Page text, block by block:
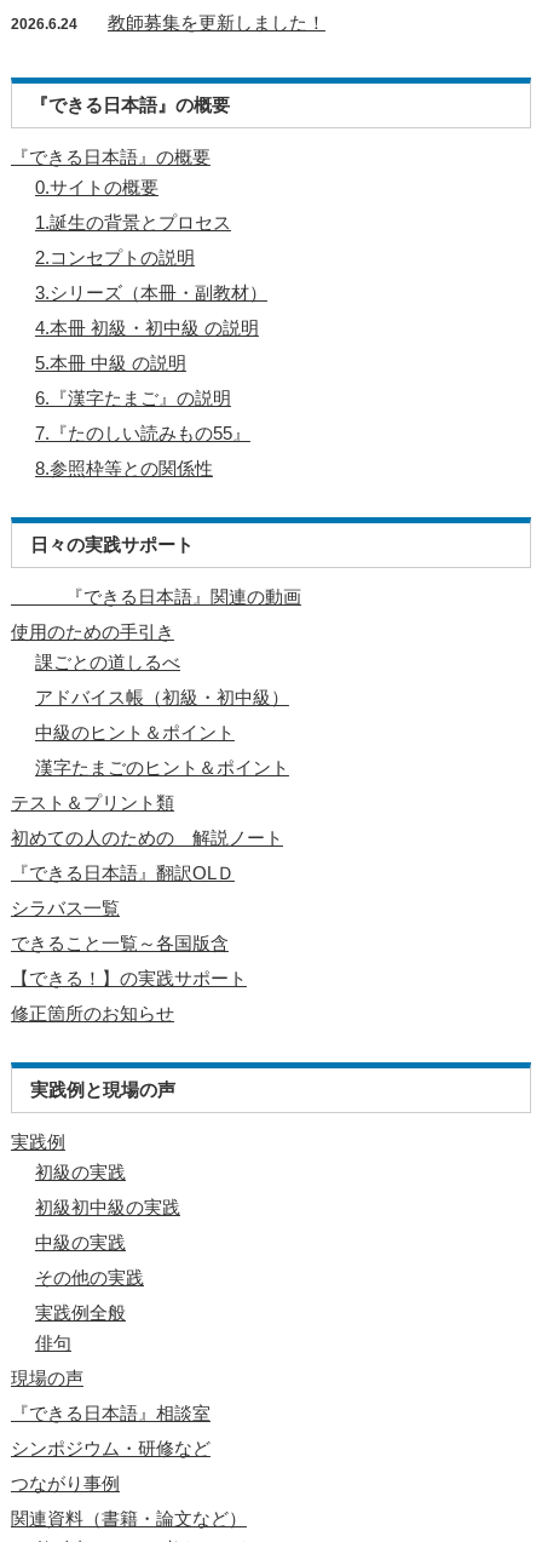
2026.6.24 教師募集を更新しました！
『できる日本語』の概要
『できる日本語』の概要
0.サイトの概要
1.誕生の背景とプロセス
2.コンセプトの説明
3.シリーズ（本冊・副教材）
4.本冊 初級・初中級 の説明
5.本冊 中級 の説明
6.『漢字たまご』の説明
7.『たのしい読みもの55』
8.参照枠等との関係性
日々の実践サポート
『できる日本語』関連の動画
使用のための手引き
課ごとの道しるべ
アドバイス帳（初級・初中級）
中級のヒント＆ポイント
漢字たまごのヒント＆ポイント
テスト＆プリント類
初めての人のための 解説ノート
『できる日本語』翻訳OLＤ
シラバス一覧
できること一覧～各国版含
【できる！】の実践サポート
修正箇所のお知らせ
実践例と現場の声
実践例
初級の実践
初級初中級の実践
中級の実践
その他の実践
実践例全般
俳句
現場の声
『できる日本語』相談室
シンポジウム・研修など
つながり事例
関連資料（書籍・論文など）